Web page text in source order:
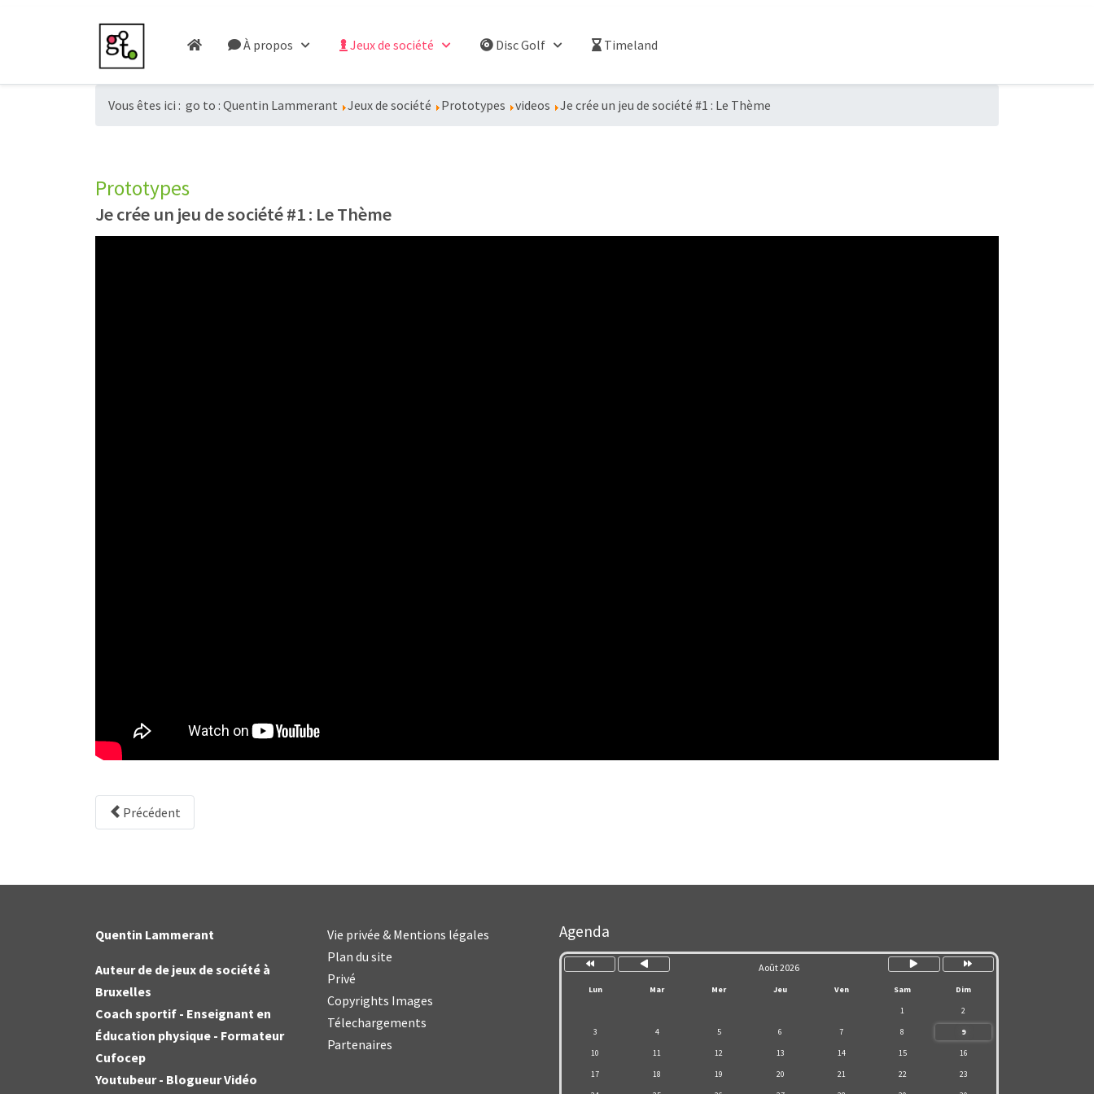
À propos Jeux de société Disc Golf Timeland
Vous êtes ici : go to : Quentin Lammerant Jeux de société Prototypes videos Je crée un jeu de société #1 : Le Thème
Prototypes
Je crée un jeu de société #1 : Le Thème
Précédent
Quentin Lammerant
Auteur de de jeux de société à
Bruxelles
Coach sportif - Enseignant en
Éducation physique - Formateur
Cufocep
Youtubeur - Blogueur Vidéo
Vie privée & Mentions légales
Plan du site
Privé
Copyrights Images
Télechargements
Partenaires
Agenda
précédente
Août 2026
Lun Mar Mer Jeu Ven Sam
Dim
1
2
3
4 5 6 7 8
9
10
11 12 13 14 15
16
17
18 19 20 21 22
23